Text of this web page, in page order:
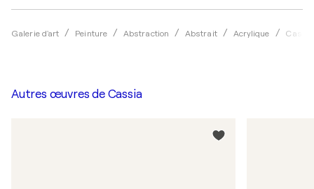
Galerie d'art Peinture Abstraction Abstrait Acrylique Cassia
Autres œuvres de Cassia